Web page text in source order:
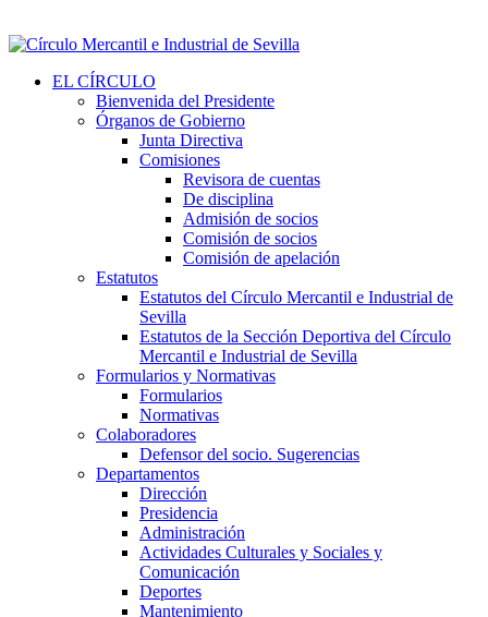
EL CÍRCULO
Bienvenida del Presidente
Órganos de Gobierno
Junta Directiva
Comisiones
Revisora de cuentas
De disciplina
Admisión de socios
Comisión de socios
Comisión de apelación
Estatutos
Estatutos del Círculo Mercantil e Industrial de
Sevilla
Estatutos de la Sección Deportiva del Círculo
Mercantil e Industrial de Sevilla
Formularios y Normativas
Formularios
Normativas
Colaboradores
Defensor del socio. Sugerencias
Departamentos
Dirección
Presidencia
Administración
Actividades Culturales y Sociales y
Comunicación
Deportes
Mantenimiento